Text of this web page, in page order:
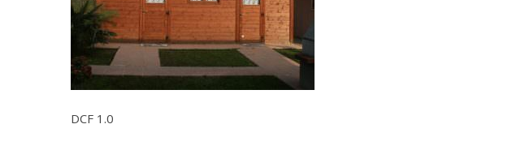
DCF 1.0